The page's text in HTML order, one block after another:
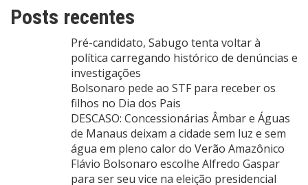
Posts recentes
Pré-candidato, Sabugo tenta voltar à
política carregando histórico de denúncias e
investigações
Bolsonaro pede ao STF para receber os
filhos no Dia dos Pais
DESCASO: Concessionárias Âmbar e Águas
de Manaus deixam a cidade sem luz e sem
água em pleno calor do Verão Amazônico
Flávio Bolsonaro escolhe Alfredo Gaspar
para ser seu vice na eleição presidencial